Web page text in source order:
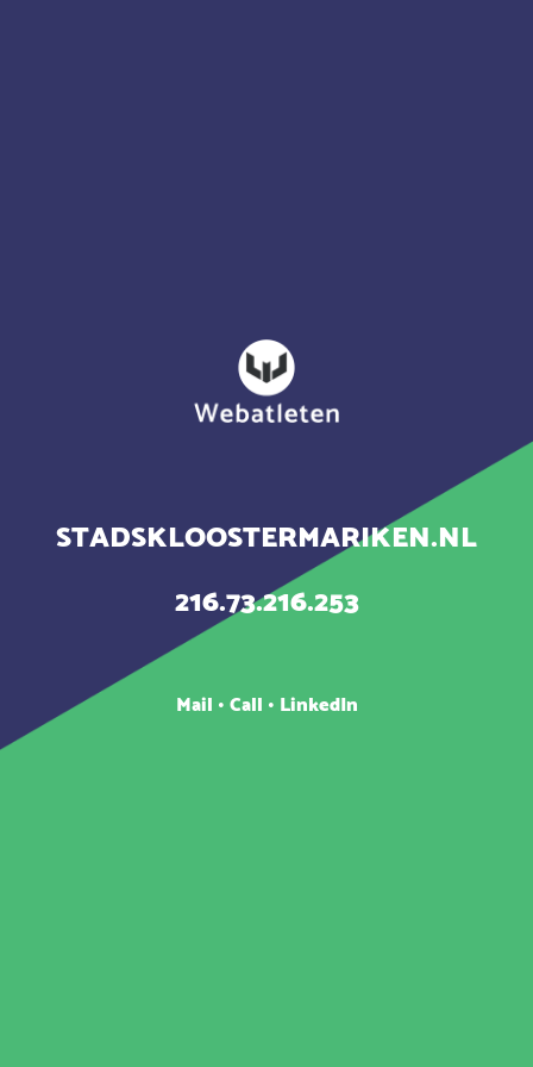
STADSKLOOSTERMARIKEN.NL
216.73.216.253
Mail •Call • LinkedIn